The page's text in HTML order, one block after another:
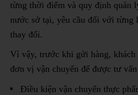
từng thời điểm và quy định quản
nước sở tại, yêu cầu đối với từng
thay đổi.
Vì vậy, trước khi gửi hàng, khách
đơn vị vận chuyển để được tư
Điều kiện vận chuyển thực